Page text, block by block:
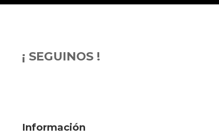
¡ SEGUINOS !
Información